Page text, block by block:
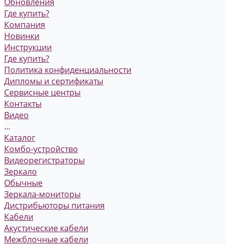
Где купить?
Компания
Новинки
Инструкции
Где купить?
Политика конфиденциальности
Дипломы и сертификаты
Сервисные центры
Контакты
Видео
...
Каталог
Комбо-устройство
Видеорегистраторы
Зеркало
Обычные
Зеркала-мониторы
Дистрибьюторы питания
Кабели
Акустические кабели
Межблочные кабели